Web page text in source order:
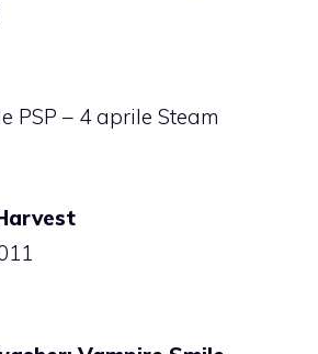
PSP – 4 aprile Steam